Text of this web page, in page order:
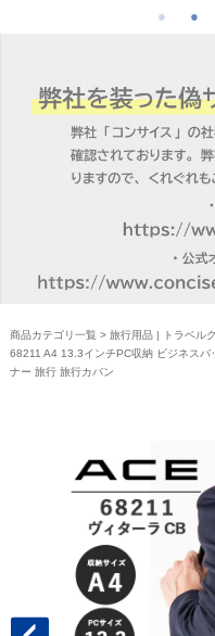
商品カテゴリ一覧 > 旅行用品 | トラベル
68211 A4 13.3インチPC収納 ビジネスバ
ナー 旅行 旅行カバン